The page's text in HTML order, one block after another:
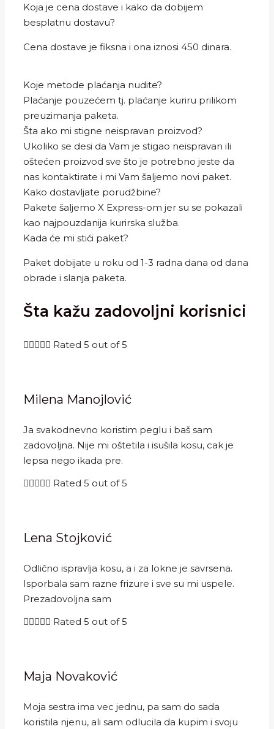
Koja je cena dostave i kako da dobijem
besplatnu dostavu?
Cena dostave je fiksna i ona iznosi 450 dinara.
Koje metode plaćanja nudite?
Plaćanje pouzećem tj. plaćanje kuriru prilikom
preuzimanja paketa.
Šta ako mi stigne neispravan proizvod?
Ukoliko se desi da Vam je stigao neispravan ili
oštećen proizvod sve što je potrebno jeste da
nas kontaktirate i mi Vam šaljemo novi paket.
Kako dostavljate porudžbine?
Pakete šaljemo X Express-om jer su se pokazali
kao najpouzdanija kurirska služba.
Kada će mi stići paket?
Paket dobijate u roku od 1-3 radna dana od dana
obrade i slanja paketa.
Šta kažu zadovoljni korisnici
 Rated 5 out of 5
Milena Manojlović
Ja svakodnevno koristim peglu i baš sam
zadovoljna. Nije mi oštetila i isušila kosu, cak je
lepsa nego ikada pre.
 Rated 5 out of 5
Lena Stojković
Odlično ispravlja kosu, a i za lokne je savrsena.
Isporbala sam razne frizure i sve su mi uspele.
Prezadovoljna sam
 Rated 5 out of 5
Maja Novaković
Moja sestra ima vec jednu, pa sam do sada
koristila njenu, ali sam odlucila da kupim i svoju